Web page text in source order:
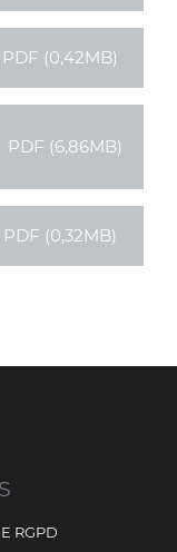
PDF (0,42MB)
PDF (6,86MB)
PDF (0,32MB)
RGPD